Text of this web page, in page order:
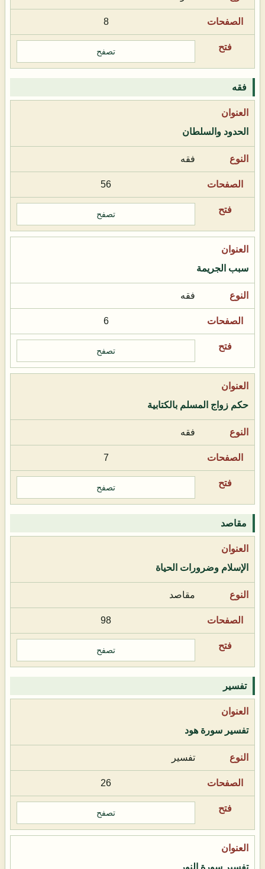
8
تصفح
فقه
الحدود والسلطان
فقه
56
تصفح
سبب الجريمة
فقه
6
تصفح
حكم زواج المسلم بالكتابية
فقه
7
تصفح
مقاصد
الإسلام وضرورات الحياة
مقاصد
98
تصفح
تفسير
تفسير سورة هود
تفسير
26
تصفح
تفسير سورة النور